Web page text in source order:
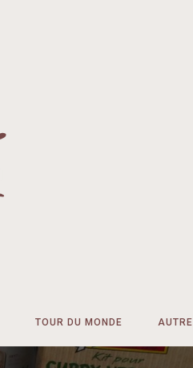
TOUR DU MONDE AUTRE